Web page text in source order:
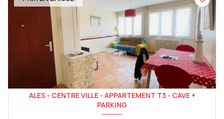
ALES - CENTRE VILLE - APPARTEMENT T3 - CAVE +
PARKING